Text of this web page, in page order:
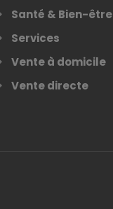
Santé & Bien-être
Services
Vente à domicile
Vente directe